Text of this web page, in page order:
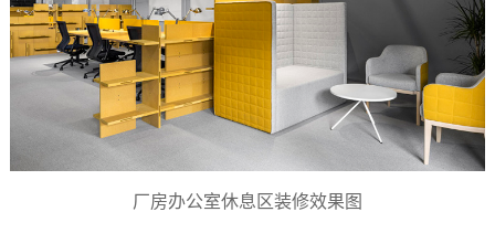
厂房办公室休息区装修效果图